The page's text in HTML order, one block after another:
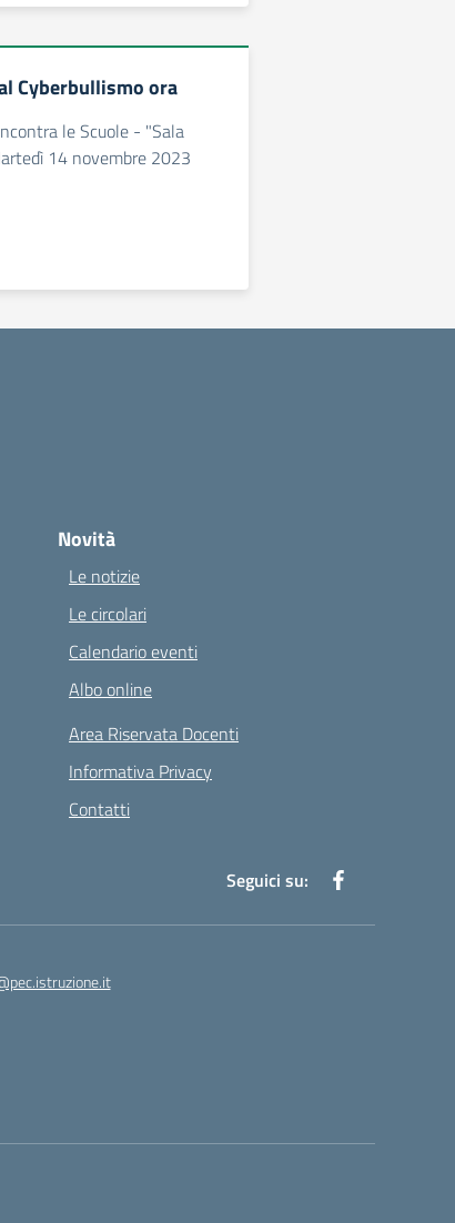
Cyberbullismo ora
le Scuole - "Sala
14 novembre 2023
Novità
Le notizie
Le circolari
Calendario eventi
Albo online
Area Riservata Docenti
Informativa Privacy
Contatti
Seguici su: